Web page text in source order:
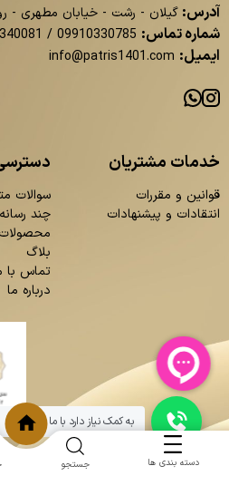
آدرس: گیلان - رشت - خیابان مطهری - رو
شماره تماس: 09910330785
/
ایمیل: info@patris1401.com
خدمات مشتریان
قوانین و مقررات
انتقادات و پیشنهادات
سوالات
چند
محصولات
بلاگ
تماس با
درباره ما
دسته بندی ها جستجو
به کمک نیاز دارد با ما چت کنید